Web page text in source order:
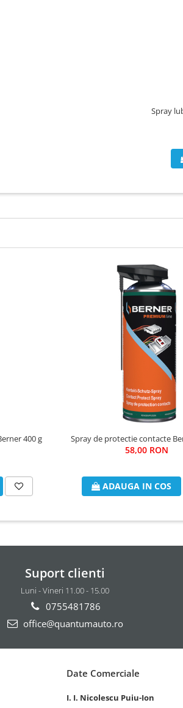
Spray
400 g Spray de protectie contacte
58,00 RON
ADAUGA IN COS
Suport clienti
Luni - Vineri 11.00 - 15.00
0755481786
office@quantumauto.ro
Date Comerciale
I. I. Nicolescu Puiu-Ion